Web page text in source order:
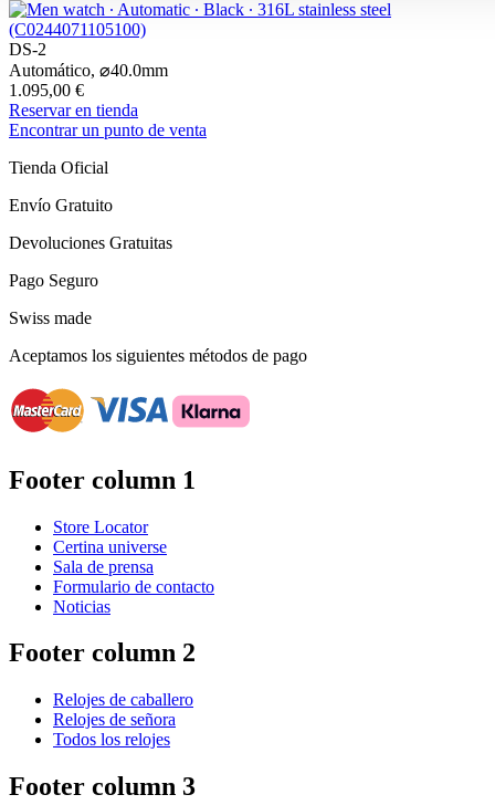
DS-2
Automático, ⌀40.0mm
1.095,00 €
Reservar en tienda
Encontrar un punto de venta
Tienda Oficial
Envío Gratuito
Devoluciones Gratuitas
Pago Seguro
Swiss made
Aceptamos los siguientes métodos de pago
Footer column 1
Store Locator
Certina universe
Sala de prensa
Formulario de contacto
Noticias
Footer column 2
Relojes de caballero
Relojes de señora
Todos los relojes
Footer column 3